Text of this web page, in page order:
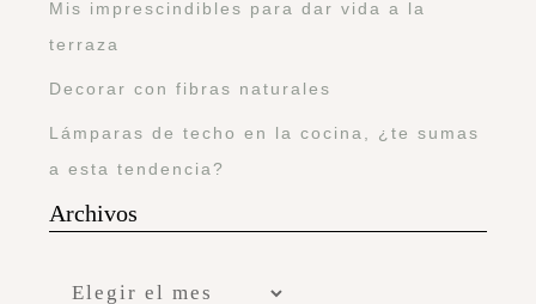
Mis imprescindibles para dar vida a la
terraza
Decorar con fibras naturales
Lámparas de techo en la cocina, ¿te sumas
a esta tendencia?
Archivos